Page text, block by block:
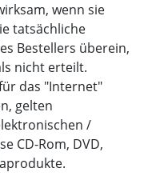
wenn sie
tatsächliche
Bestellers überein,
nicht erteilt.
das "Internet"
gelten
/
CD-Rom, DVD,